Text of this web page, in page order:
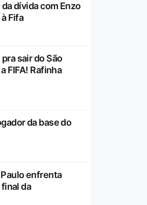
dívida com Enzo
Fifa
sair do São
FIFA! Rafinha
da base do
Paulo enfrenta
da